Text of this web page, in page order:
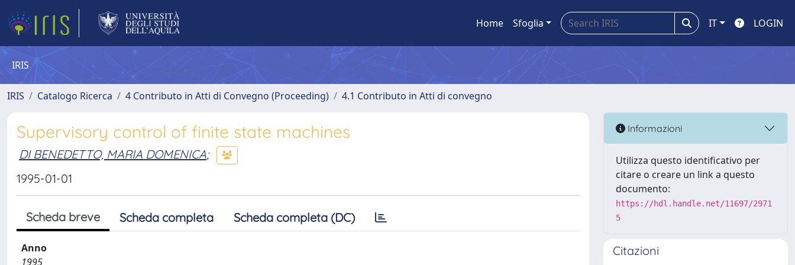
Home Sfoglia IT LOGIN
IRIS
IRIS Catalogo Ricerca 4 Contributo in Atti di Convegno (Proceeding) 4.1 Contributo in Atti di convegno
Supervisory control of finite state machines
DI BENEDETTO, MARIA DOMENICA;
1995-01-01
Scheda breve Scheda completa Scheda completa (DC)
Anno
1995
Informazioni
Utilizza questo identificativo per
citare o creare un link a questo
documento:
https://hdl.handle.net/11697/2971
5
Citazioni